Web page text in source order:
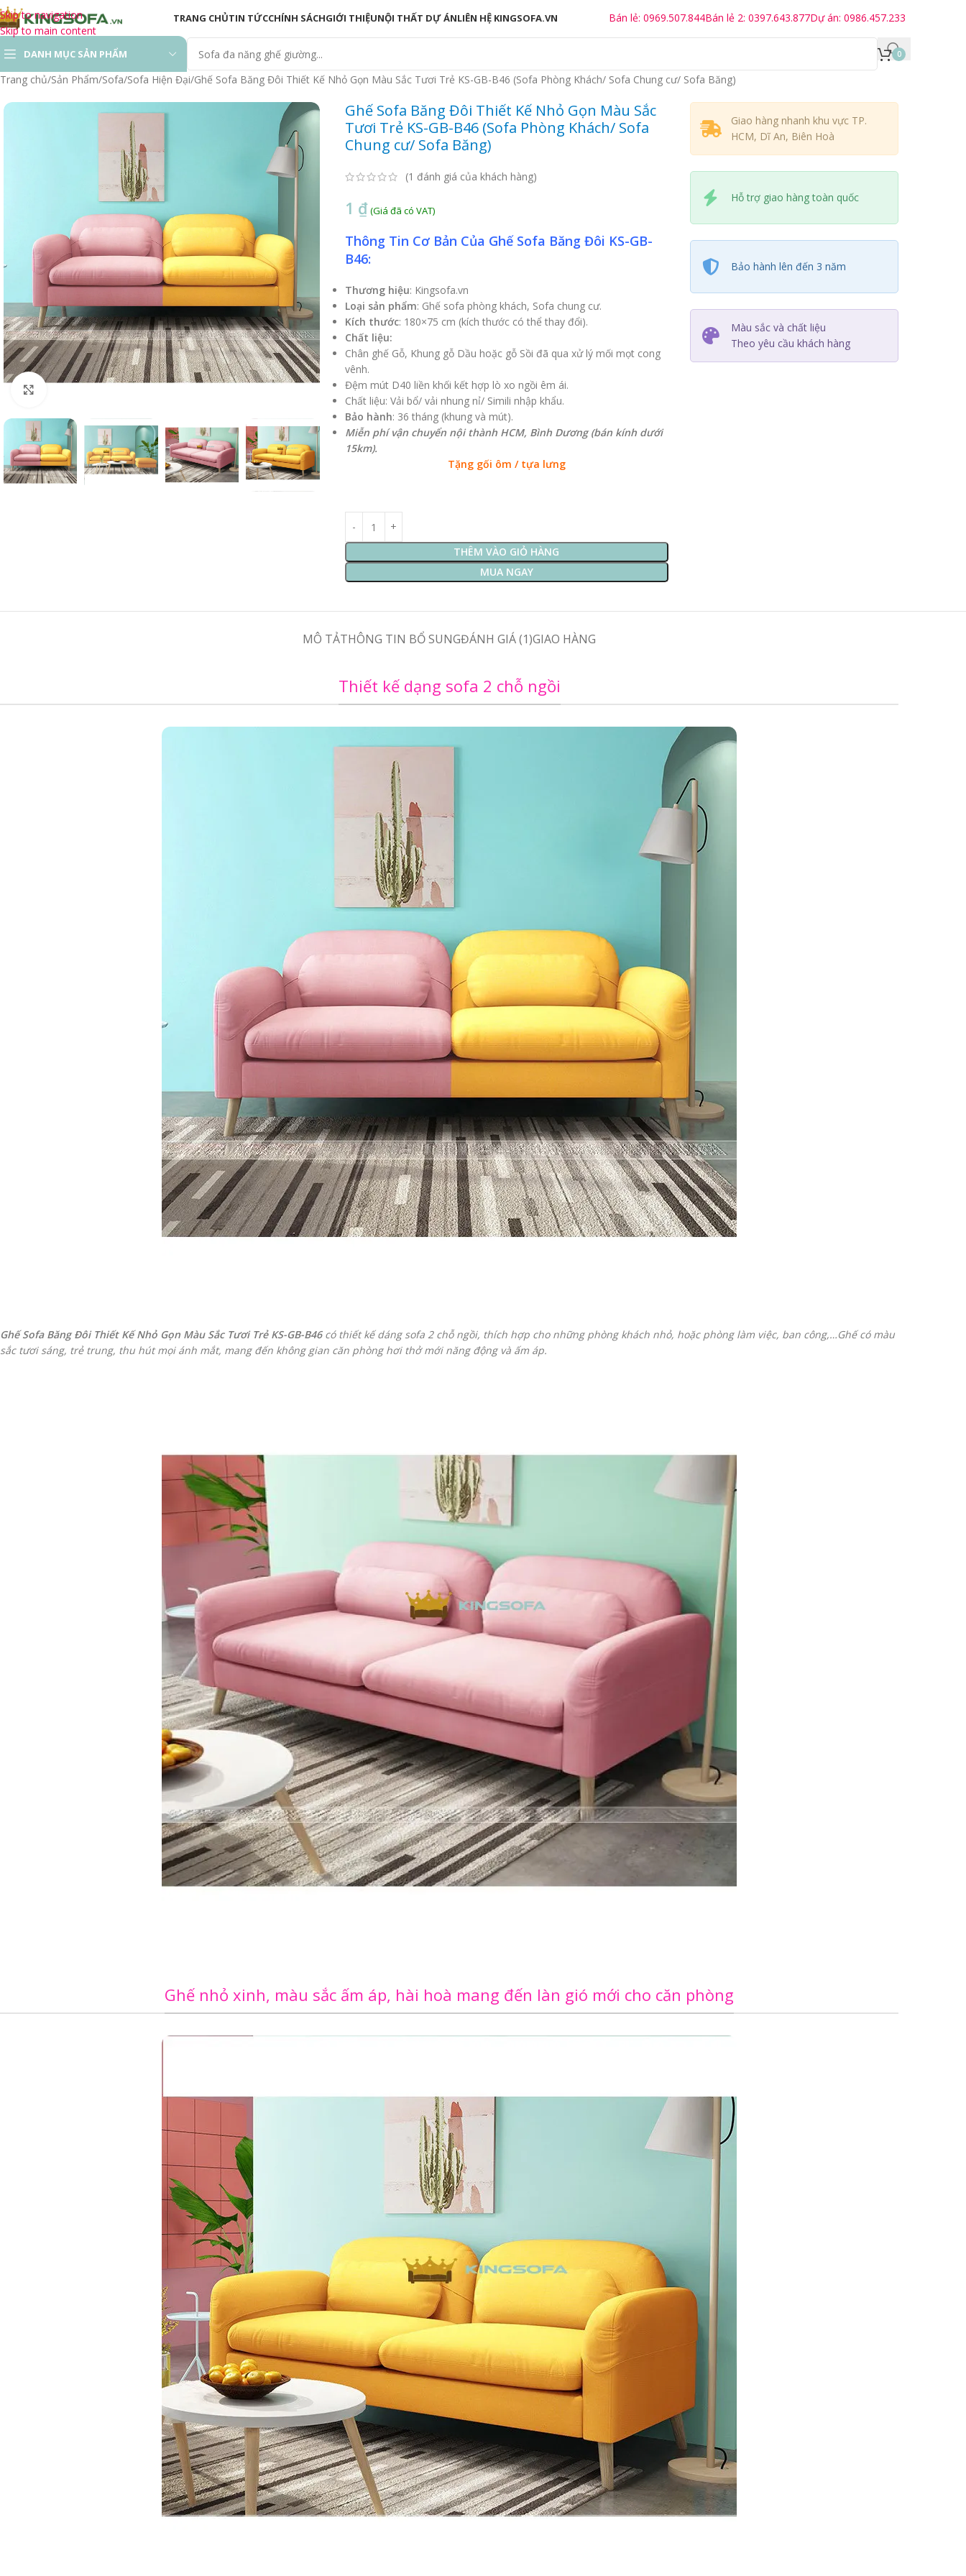
Skip to navigation
Skip to main content
TRANG CHỦTIN TỨCCHÍNH SÁCHGIỚI THIỆUNỘI THẤT DỰ ÁNLIÊN HỆ KINGSOFA.VN Bán lẻ: 0969.507.844Bán lẻ 2: 0397.643.877Dự án: 0986.457.233
DANH MỤC SẢN PHẨM
Sofa Hiện Đại
Ghế Sofa Chỉnh Điện
Sofa Giường ( Sofa
Bed)
Sofa Văn Phòng
0
Trang chủ Sản Phẩm Sofa Sofa Hiện Đại Ghế Sofa Băng Đôi Thiết Kế Nhỏ Gọn Màu Sắc Tươi Trẻ KS-GB-B46 (Sofa Phòng Khách/ Sofa Chung cư/ Sofa Băng)
Ghế Sofa Băng Đôi Thiết Kế Nhỏ Gọn Màu Sắc
Tươi Trẻ KS-GB-B46 (Sofa Phòng Khách/ Sofa
Chung cư/ Sofa Băng)
(1 đánh giá của khách hàng)
1 ₫
Thông Tin Cơ Bản Của Ghế Sofa Băng Đôi KS-GB-
B46:
Thương hiệu: Kingsofa.vn
Loại sản phẩm: Ghế sofa phòng khách, Sofa chung cư.
Kích thước: 180×75 cm (kích thước có thể thay đổi).
Chất liệu:
Chân ghế Gỗ, Khung gỗ Dầu hoặc gỗ Sồi đã qua xử lý mối mọt cong
vênh.
Đệm mút D40 liền khối kết hợp lò xo ngồi êm ái.
Chất liệu: Vải bổ/ vải nhung nỉ/ Simili nhập khẩu.
Bảo hành: 36 tháng (khung và mút).
Miễn phí vận chuyển nội thành HCM, Bình Dương (bán kính dưới
15km).
Tặng gối ôm / tựa lưng
THÊM VÀO GIỎ HÀNG
MUA NGAY
Giao hàng nhanh khu vực TP.
HCM, Dĩ An, Biên Hoà
Hỗ trợ giao hàng toàn quốc
Bảo hành lên đến 3 năm
Màu sắc và chất liệu
Theo yêu cầu khách hàng
MÔ TẢTHÔNG TIN BỔ SUNGĐÁNH GIÁ (1)GIAO HÀNG
Thiết kế dạng sofa 2 chỗ ngồi
Ghế Sofa Băng Đôi Thiết Kế Nhỏ Gọn Màu Sắc Tươi Trẻ KS-GB-B46 có thiết kế dáng sofa 2 chỗ ngồi, thích hợp cho những phòng khách nhỏ, hoặc phòng làm việc, ban công,…Ghế có màu
sắc tươi sáng, trẻ trung, thu hút mọi ánh mắt, mang đến không gian căn phòng hơi thở mới năng động và ấm áp.
Ghế nhỏ xinh, màu sắc ấm áp, hài hoà mang đến làn gió mới cho căn phòng